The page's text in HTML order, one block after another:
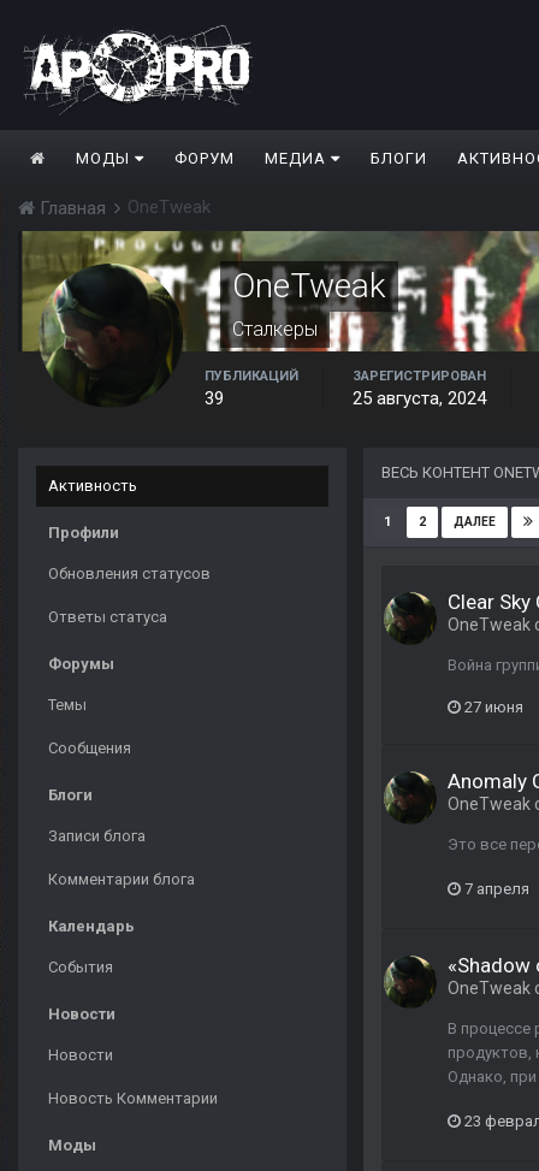
МОДЫ ФОРУМ МЕДИА БЛОГИ
Главная OneTweak
OneTweak
Сталкеры
ПУБЛИКАЦИЙ
39
ЗАРЕГИСТРИРОВАН
25 августа, 2024
Активность
Профили
Обновления статусов
Ответы статуса
Форумы
Темы
Сообщения
Блоги
Записи блога
Комментарии блога
Календарь
События
Новости
Новости
Новость Комментарии
Моды
ВЕСЬ КОНТЕНТ
1 2 ДАЛЕЕ
Clear
OneTweak
Война
27 июня
Anomaly
OneTweak
Это все
7 апреля
«Shadow
OneTweak
В процессе
продуктов,
Однако, при
23